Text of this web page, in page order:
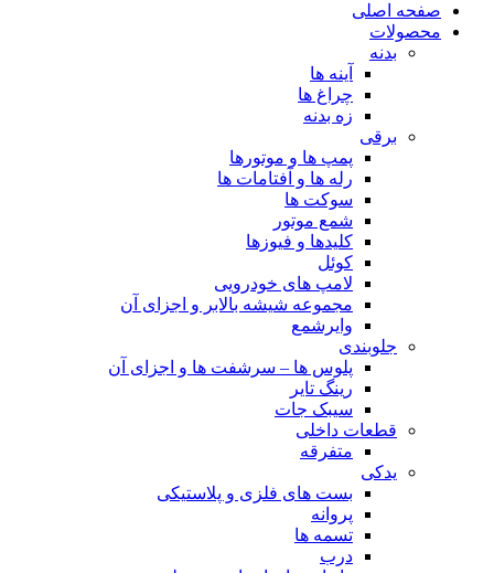
صفحه اصلی
محصولات
بدنه
آینه ها
چراغ ها
زه بدنه
برقی
پمپ ها و موتورها
رله ها و آفتامات ها
سوکت ها
شمع موتور
کلیدها و فیوزها
کوئل
لامپ های خودرویی
مجموعه شیشه بالابر و اجزای آن
وایرشمع
جلوبندی
پلوس ها – سرشفت ها و اجزای آن
رینگ تایر
سیبک جات
قطعات داخلی
متفرقه
یدکی
بست های فلزی و پلاستیکی
پروانه
تسمه ها
درب